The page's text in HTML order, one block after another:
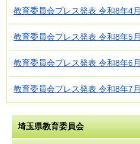
教育委員会プレス発表 令和8年4月
教育委員会プレス発表 令和8年5月
教育委員会プレス発表 令和8年6月
教育委員会プレス発表 令和8年7月
埼玉県教育委員会